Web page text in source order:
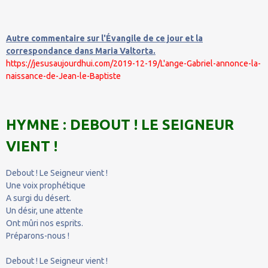
Autre commentaire sur l'Évangile de ce jour et la
correspondance dans Maria Valtorta.
https://jesusaujourdhui.com/2019-12-19/L'ange-Gabriel-annonce-la-
naissance-de-Jean-le-Baptiste
HYMNE : DEBOUT ! LE SEIGNEUR
VIENT !
Debout ! Le Seigneur vient !
Une voix prophétique
A surgi du désert.
Un désir, une attente
Ont mûri nos esprits.
Préparons-nous !
Debout ! Le Seigneur vient !